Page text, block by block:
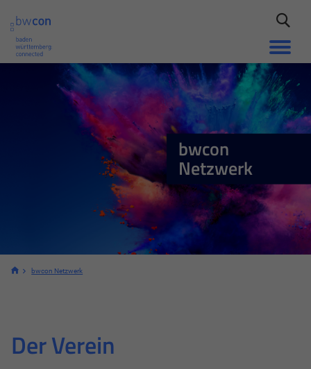
bwcon
Netzwerk
bwcon Netzwerk
Der Verein